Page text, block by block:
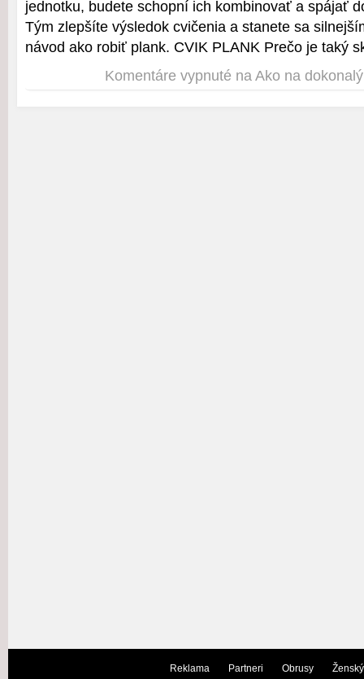
jednotku, budete schopní ich kombinovať a spájať
Tým zlepšíte výsledok cvičenia a stanete sa
návod ako robiť plank. CVIK PLANK Prečo je taký
Komentáre vypnuté na Ako na
Reklama Partneri Obrusy